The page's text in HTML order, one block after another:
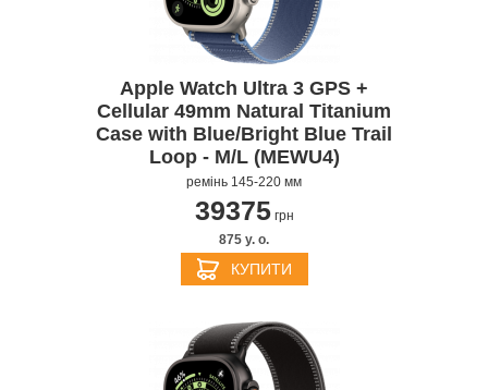
Apple Watch Ultra 3 GPS +
Cellular 49mm Natural Titanium
Case with Blue/Bright Blue Trail
Loop - M/L (MEWU4)
ремінь 145-220 мм
39375грн
875 y. о.
КУПИТИ